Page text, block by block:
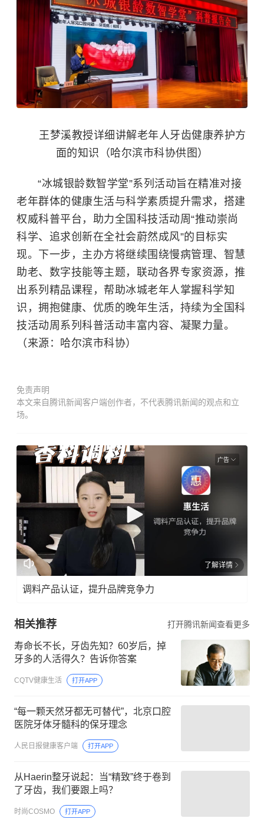
王梦溪教授详细讲解老年人牙齿健康养护方
面的知识（哈尔滨市科协供图）
“冰城银龄数智学堂”系列活动旨在精准对接
老年群体的健康生活与科学素质提升需求，搭建
权威科普平台，助力全国科技活动周“推动崇尚
科学、追求创新在全社会蔚然成风”的目标实
现。下一步，主办方将继续围绕慢病管理、智慧
助老、数字技能等主题，联动各界专家资源，推
出系列精品课程，帮助冰城老年人掌握科学知
识，拥抱健康、优质的晚年生活，持续为全国科
技活动周系列科普活动丰富内容、凝聚力量。
（来源：哈尔滨市科协）
免责声明
本文来自腾讯新闻客户端创作者，不代表腾讯新闻的观点和立
场。
广告
了解详情
调料产品认证，提升品牌竞争力
相关推荐 打开腾讯新闻查看更多
寿命长不长，牙齿先知？60岁后，掉
牙多的人活得久？告诉你答案
CQTV健康生活 打开APP
“每一颗天然牙都无可替代”，北京口腔
医院牙体牙髓科的保牙理念
人民日报健康客户端 打开APP
从Haerin整牙说起：当“精致”终于卷到
了牙齿，我们要跟上吗？
时尚COSMO 打开APP